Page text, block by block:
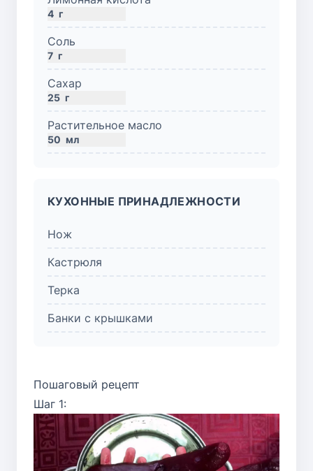
4 г
Соль
7 г
Сахар
25 г
Растительное масло
50 мл
КУХОННЫЕ ПРИНАДЛЕЖНОСТИ
Нож
Кастрюля
Терка
Банки с крышками
Пошаговый рецепт
Шаг 1: